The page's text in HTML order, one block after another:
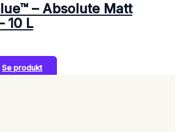
– Absolute Matt
10 L
Se produkt